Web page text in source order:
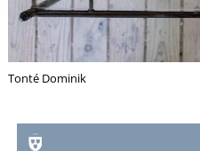
Tonté Dominik